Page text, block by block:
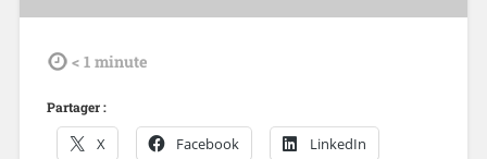
tdl < 1 minute
Partager :
X Facebook LinkedIn